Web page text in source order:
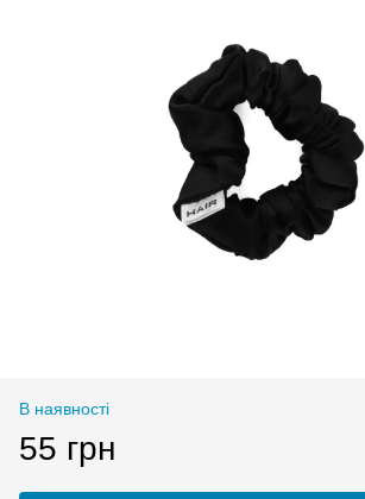
В наявності
55 грн